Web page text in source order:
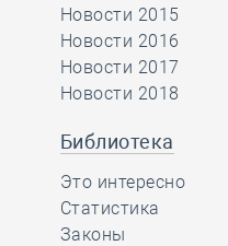
Новости 2015
Новости 2016
Новости 2017
Новости 2018
Библиотека
Это интересно
Статистика
Законы